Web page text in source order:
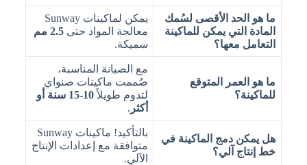
ما هو الحد الأقصى لسُمك
المادة التي يمكن للماكينة
التعامل معها؟
يمكن لماكينات Sunway
معالجة المواد حتى 2.5 مم
سميكة.
ما هو العمر المتوقع
للماكينة؟
مع الصيانة المناسبة،
صُممت ماكينات صنواي
لتدوم طويلاً
10-15 سنة أو
أكثر .
هل يمكن دمج الماكينة في
خط إنتاج آلي؟
بالتأكيد! ماكينات Sunway
متوافقة مع إعدادات الإنتاج
الآلي.